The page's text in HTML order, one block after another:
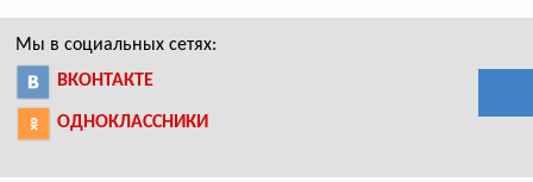
Мы в социальных сетях:
ВКОНТАКТЕ
ОДНОКЛАССНИКИ